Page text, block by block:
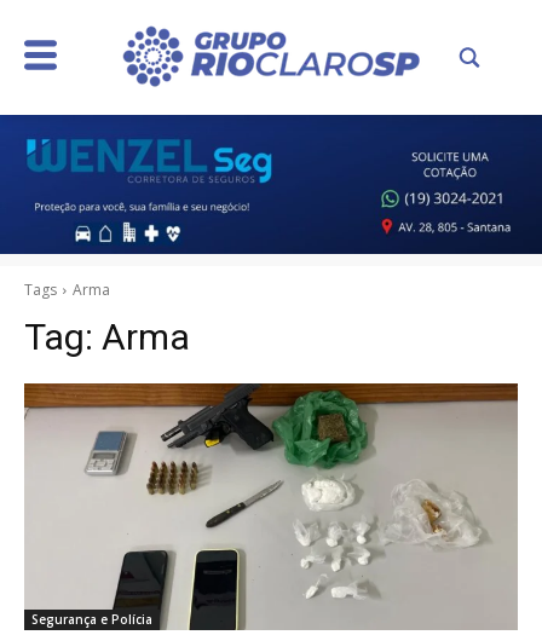
Tags Arma
Tag: Arma
Segurança e Polícia